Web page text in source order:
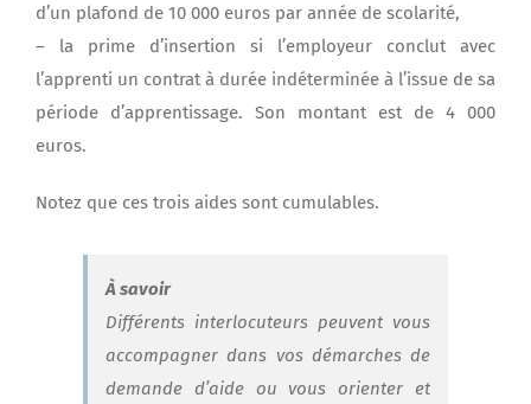
d’un plafond de 10 000 euros par année de scolarité,
– la prime d’insertion si l’employeur conclut avec
l’apprenti un contrat à durée indéterminée à l’issue de sa
période d’apprentissage. Son montant est de 4 000
euros.
Notez que ces trois aides sont cumulables.
À savoir
Différents interlocuteurs peuvent vous
accompagner dans vos démarches de
demande d’aide ou vous orienter et